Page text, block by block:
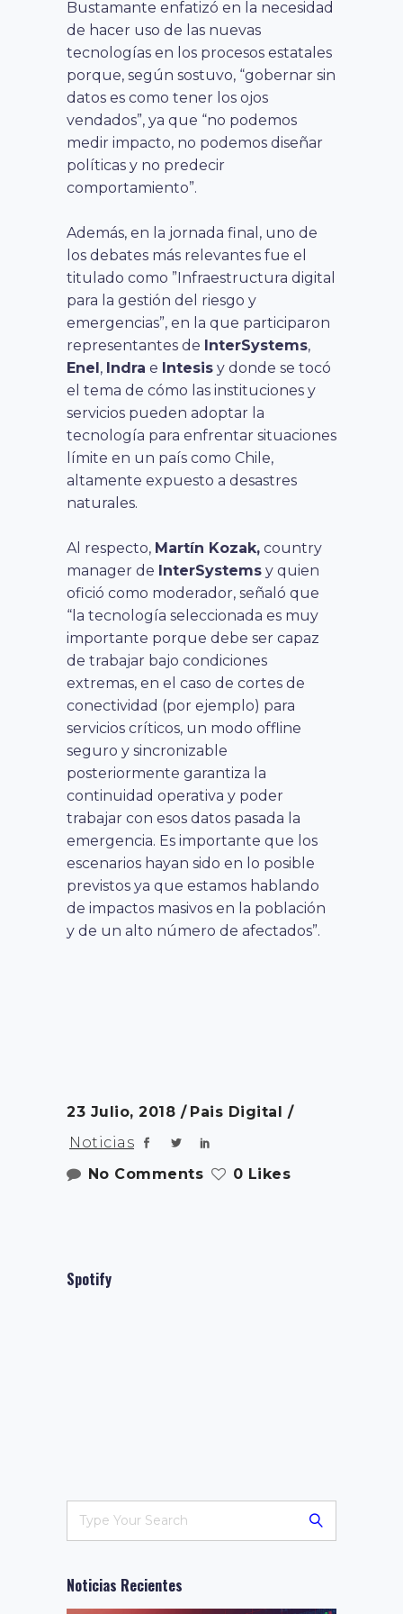
Bustamante enfatizó en la necesidad
de hacer uso de las nuevas
tecnologías en los procesos estatales
porque, según sostuvo, “gobernar sin
datos es como tener los ojos
vendados”, ya que “no podemos
medir impacto, no podemos diseñar
políticas y no predecir
comportamiento”.
Además, en la jornada final, uno de
los debates más relevantes fue el
titulado como ”Infraestructura digital
para la gestión del riesgo y
emergencias”, en la que participaron
representantes de InterSystems,
Enel, Indra e Intesis y donde se tocó
el tema de cómo las instituciones y
servicios pueden adoptar la
tecnología para enfrentar situaciones
límite en un país como Chile,
altamente expuesto a desastres
naturales.
Al respecto, Martín Kozak, country
manager de InterSystems y quien
ofició como moderador, señaló que
“la tecnología seleccionada es muy
importante porque debe ser capaz
de trabajar bajo condiciones
extremas, en el caso de cortes de
conectividad (por ejemplo) para
servicios críticos, un modo offline
seguro y sincronizable
posteriormente garantiza la
continuidad operativa y poder
trabajar con esos datos pasada la
emergencia. Es importante que los
escenarios hayan sido en lo posible
previstos ya que estamos hablando
de impactos masivos en la población
y de un alto número de afectados”.
23 Julio, 2018
Pais Digital
Noticias
No Comments
0 Likes
Spotify
Noticias Recientes